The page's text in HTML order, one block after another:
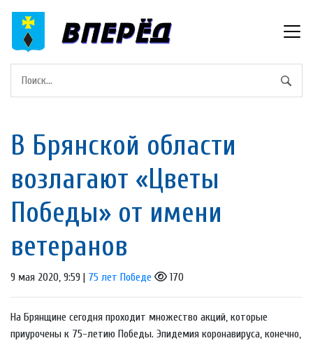
В Брянской области
возлагают «Цветы
Победы» от имени
ветеранов
9 мая 2020, 9:59 | 75 лет Победе 170
На Брянщине сегодня проходит множество акций, которые
приурочены к 75-летию Победы. Эпидемия коронавируса, конечно,